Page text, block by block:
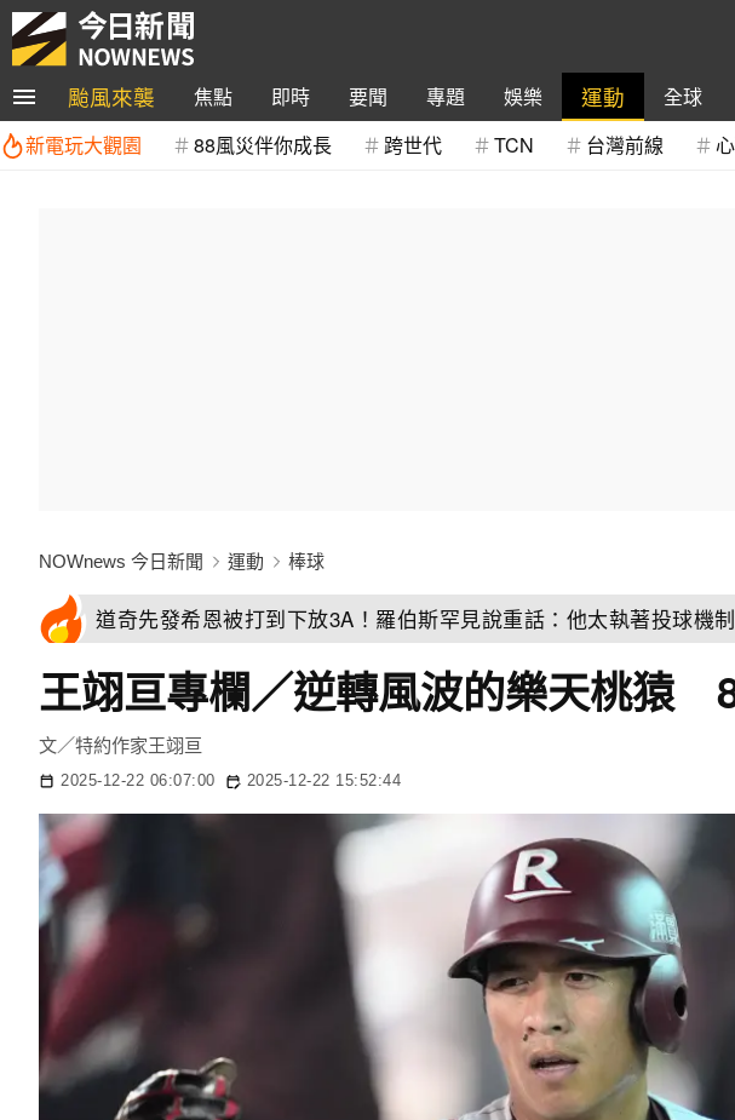
颱風來襲 焦點 即時 要聞 專題 娛樂 運動 全球
新電玩大觀園
88風災伴你成長 跨世代 TCN 台灣前線
NOWnews 今日新聞 運動 棒球
道奇先發希恩被打到下放3A！羅伯斯罕見說重話：他太執著投球機制
王翊亘專欄／逆轉風波的樂天桃猿
文／特約作家王翊亘
2025-12-22 06:07:00 2025-12-22 15:52:44